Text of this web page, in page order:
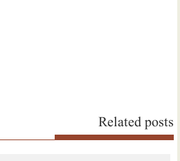
Related posts